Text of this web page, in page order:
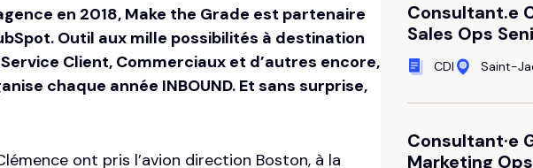
en 2018, Make the Grade est partenaire
. Outil aux mille possibilités à destination
Client, Commerciaux et d’autres encore,
chaque année INBOUND. Et sans surprise,
ont pris l’avion direction Boston, à la
Consultant.e
Sales Ops
CDI Saint-
Consultant·e
Marketing Ops